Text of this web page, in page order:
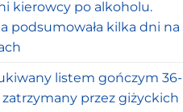
kierowcy po alkoholu.
podsumowała kilka dni na
listem gończym 36-
zatrzymany przez giżyckich